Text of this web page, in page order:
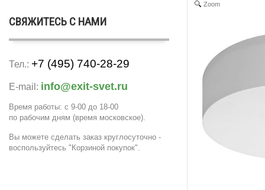
СВЯЖИТЕСЬ С НАМИ
Тел.: +7 (495) 740-28-29
E-mail: info@exit-svet.ru
Время работы: с 9-00 до 18-00
по рабочим дням (время московское).
Вы можете сделать заказ круглосуточно -
воспользуйтесь "Корзиной покупок".
Zoom